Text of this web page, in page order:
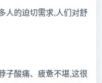
人的迫切需求,人们对舒
子酸痛、疲惫不堪,这很